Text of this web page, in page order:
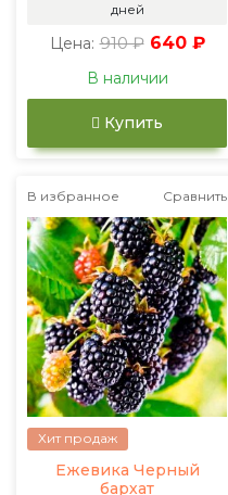
дней
Цена: 910 ₽ 640 ₽
В наличии
Купить
В избранное Сравнить
Хит продаж
Ежевика Черный
бархат